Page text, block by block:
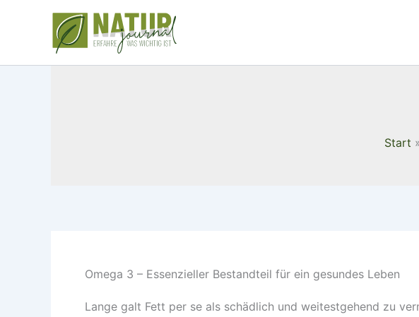
Start
Omega 3 – Essenzieller Bestandteil für ein gesundes Leben
Lange galt Fett per se als schädlich und weitestgehend zu